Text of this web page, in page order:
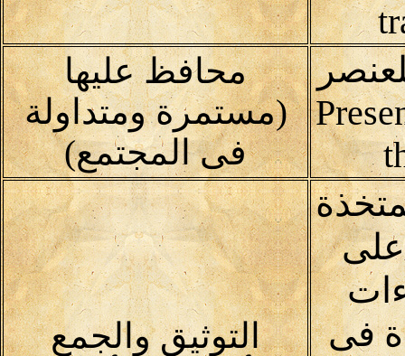
محافظ عليها
(مستمرة ومتداولة
فى المجتمع)
على
فى
التوثيق والجمع